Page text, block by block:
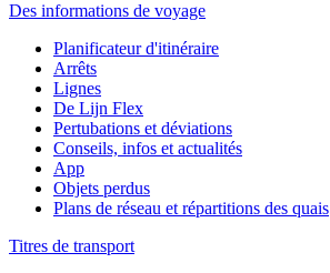
Des informations de voyage
Planificateur d'itinéraire
Arrêts
Lignes
De Lijn Flex
Pertubations et déviations
Conseils, infos et actualités
App
Objets perdus
Plans de réseau et répartitions des quais
Titres de transport